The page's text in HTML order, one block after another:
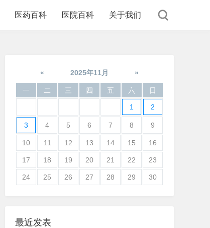
医药百科 医院百科 关于我们
« 2025年11月 »
一 二 三 四 五 六 日
1 2
3 4 5 6 7 8 9
10 11 12 13 14 15 16
17 18 19 20 21 22 23
24 25 26 27 28 29 30
最近发表